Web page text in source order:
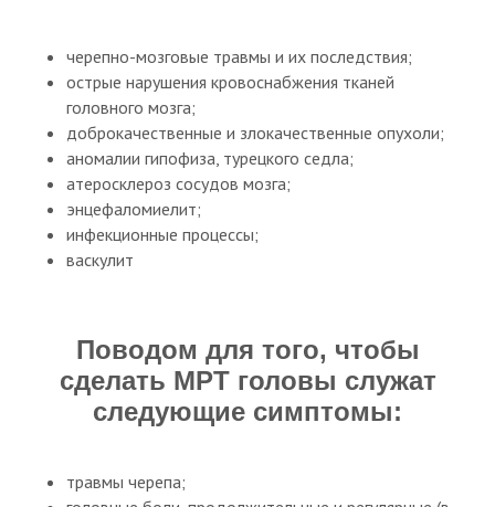
черепно-мозговые травмы и их последствия;
острые нарушения кровоснабжения тканей
головного мозга;
доброкачественные и злокачественные опухоли;
аномалии гипофиза, турецкого седла;
атеросклероз сосудов мозга;
энцефаломиелит;
инфекционные процессы;
васкулит
Поводом для того, чтобы
сделать МРТ головы служат
следующие симптомы:
травмы черепа;